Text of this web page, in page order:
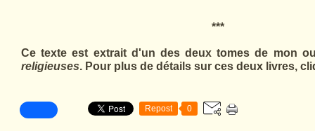
***
Ce texte est extrait d'un des deux tomes de mon
religieuses. Pour plus de détails sur ces deux livres,
Repost 0